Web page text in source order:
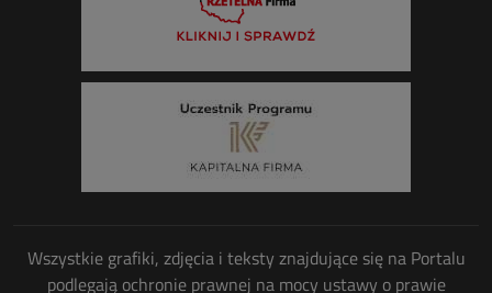
Wszystkie grafiki, zdjęcia i teksty znajdujące się na Portalu
podlegają ochronie prawnej na mocy ustawy o prawie